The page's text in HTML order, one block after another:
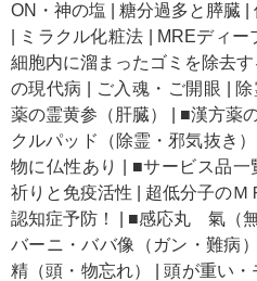
ON・神の塩
糖分過多と膵臓
ミラクル化粧法 MREディー
細胞内に溜まったゴミを除去
の現代病
ご入魂・ご開眼
薬の霊黄参（肝臓）
■漢方薬
クルパッド（除霊・邪気抜き）
物に仏性あり
■サービス品一
祈りと免疫活性
超低分子のＭ
認知症予防！
■感応丸 氣（無
バーニ・ババ像（ガン・難病）
精（頭・物忘れ）
|頭が重い・